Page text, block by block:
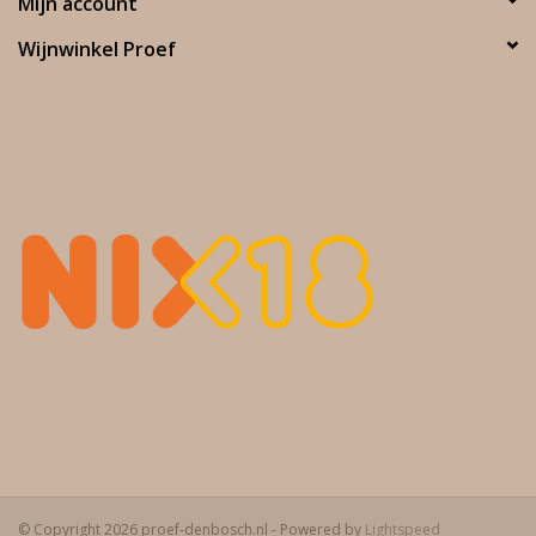
Wijnwinkel Proef
© Copyright 2026 proef-denbosch.nl - Powered by Lightspeed